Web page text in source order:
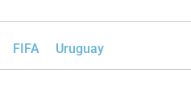
FIFA Uruguay